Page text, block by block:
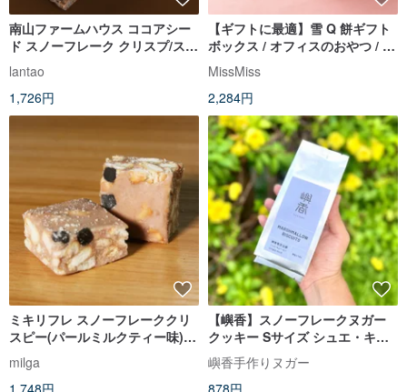
南山ファームハウス ココアシー
ド スノーフレーク クリスプ/スノ
ー Q ケーキ/スノー コットン ケ
ーキ/ヌガー スナック 香港製 140
lantao
1,726円
【ギフトに最適】雪 Q 餅ギフト
ボックス / オフィスのおやつ / ス
ノーフレーククリスプ / お土産
MissMiss
2,284円
ミキリフレ スノーフレーククリ
スピー(パールミルクティー味)
100G
milga
1,748円
【嶼香】スノーフレークヌガー
クッキー Sサイズ シュエ・キュ
ー・ビン
嶼香手作りヌガー
878円